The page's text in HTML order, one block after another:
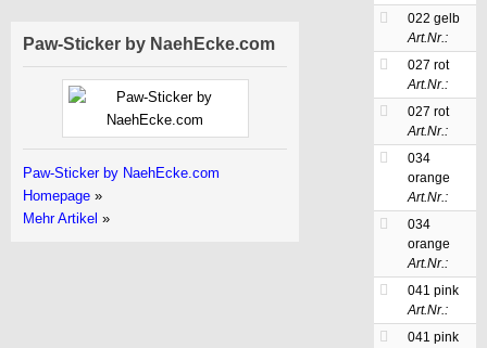
022 gelb
Art.Nr.:
027 rot
Art.Nr.:
027 rot
Art.Nr.:
034
orange
Art.Nr.:
034
orange
Art.Nr.:
041 pink
Art.Nr.:
041 pink
Paw-Sticker by NaehEcke.com
Paw-Sticker by NaehEcke.com
Homepage »
Mehr Artikel »